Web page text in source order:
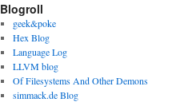
Blogroll
geek&poke
Hex Blog
Language Log
LLVM blog
Of Filesystems And Other Demons
simmack.de Blog